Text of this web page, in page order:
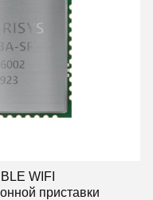
WIFI
приставки